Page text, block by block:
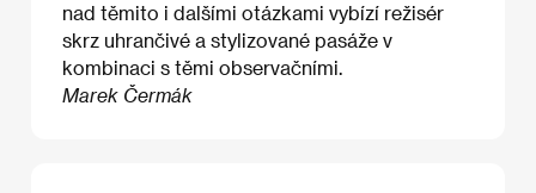
nad těmito i dalšími otázkami vybízí režisér
skrz uhrančivé a stylizované pasáže v
kombinaci s těmi observačními.
Marek Čermák